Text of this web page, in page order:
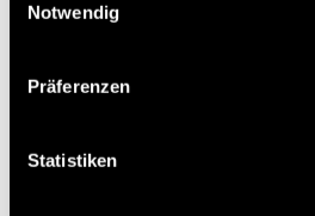
Notwendig
Präferenzen
Statistiken